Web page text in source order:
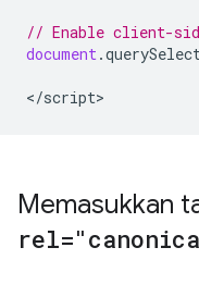
// Enable client-
document.
</script>
Memasukkan